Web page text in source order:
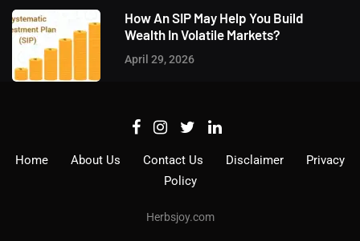
How An SIP May Help You Build
Wealth In Volatile Markets?
April 29, 2026
Home About Us Contact Us Disclaimer
Privacy
Policy
Herbsjoy.com